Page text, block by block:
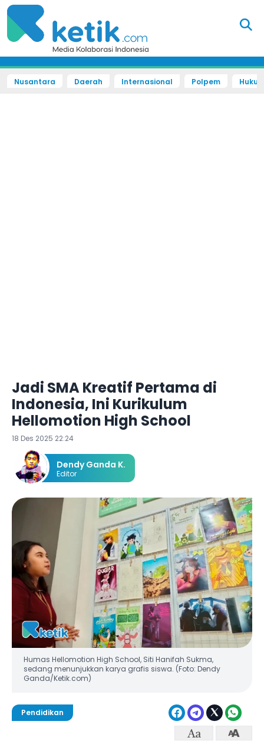
Nusantara Daerah Internasional Polpem
Jadi SMA Kreatif Pertama di
Indonesia, Ini Kurikulum
Hellomotion High School
18 Des 2025 22:24
Dendy Ganda K.
Editor
Humas Hellomotion High School, Siti Hanifah Sukma,
sedang menunjukkan karya grafis siswa. (Foto: Dendy
Ganda/Ketik.com)
Pendidikan